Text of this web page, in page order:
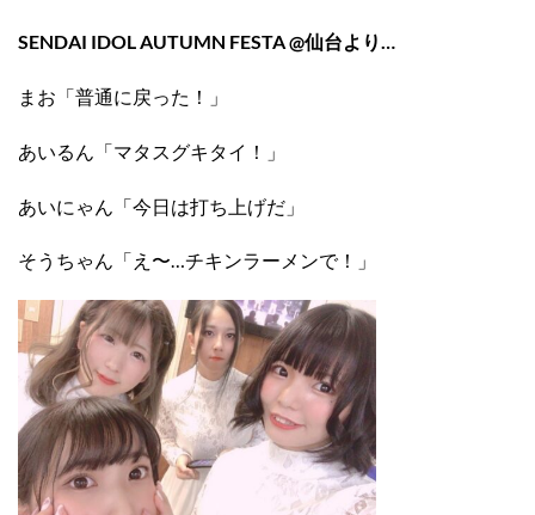
SENDAI IDOL AUTUMN FESTA @仙台より…
まお「普通に戻った！」
あいるん「マタスグキタイ！」
あいにゃん「今日は打ち上げだ」
そうちゃん「え〜…チキンラーメンで！」